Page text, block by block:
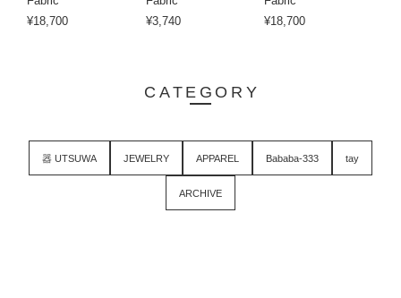
¥18,700
¥3,740
¥18,700
CATEGORY
器 UTSUWA JEWELRY APPAREL Bababa-333 tay
ARCHIVE